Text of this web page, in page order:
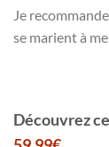
Je
se marient à
Découvrez